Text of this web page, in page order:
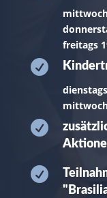
freitags


